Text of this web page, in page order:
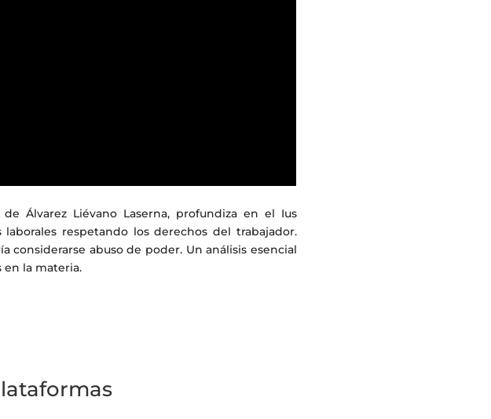
Álvarez Liévano Laserna, profundiza en el Ius
respetando los derechos del trabajador.
considerarse abuso de poder. Un análisis esencial
la materia.